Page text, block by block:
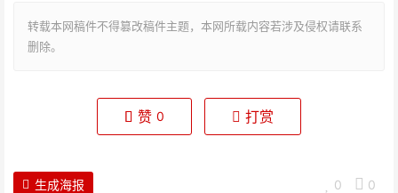
转载本网稿件不得篡改稿件主题，本网所载内容若涉及侵权请联系
删除。
赞 0 打赏
0 0
生成海报